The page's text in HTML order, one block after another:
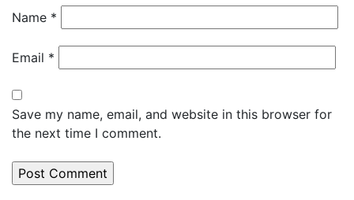
Name *
Email *
Save my name, email, and website in this browser for
the next time I comment.